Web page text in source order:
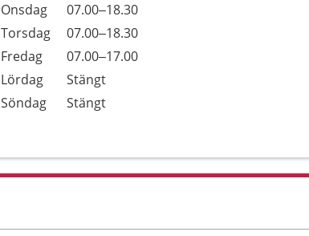
Onsdag
07.00–18.30
Torsdag
07.00–18.30
Fredag
07.00–17.00
Lördag
Stängt
Söndag
Stängt